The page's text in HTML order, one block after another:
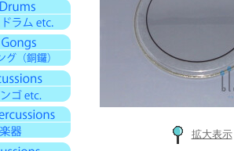
拡大表示